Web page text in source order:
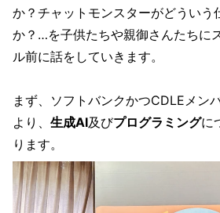
か？チャットモンスターがどういう
か？…を子供たちや親御さんたちに
ル前に話をしていきます。
まず、ソフトバンクかつCDLEメン
より、 生成AI及びプログラミングに
ります。